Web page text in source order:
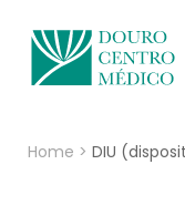
Home > DIU